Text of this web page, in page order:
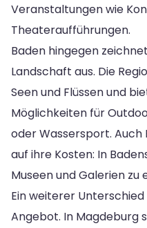
Veranstaltungen wie
Theateraufführungen.
Baden hingegen
Landschaft aus. Die
Seen und Flüssen und
Möglichkeiten für
oder Wassersport.
auf ihre Kosten: In
Museen und Galerien zu
Ein weiterer
Angebot. In Magdeburg